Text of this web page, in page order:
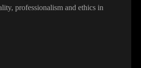
professionalism and ethics in